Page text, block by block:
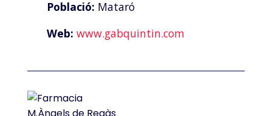
Població: Mataró
Web: www.gabquintin.com